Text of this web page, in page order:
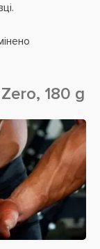
180 g